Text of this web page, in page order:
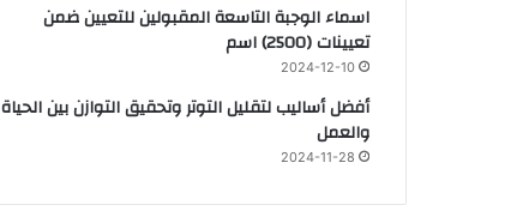
اسماء الوجبة التاسعة المقبولين للتعيين ضمن
تعيينات (2500) اسم
2024-12-10
أفضل أساليب لتقليل التوتر وتحقيق التوازن بين الحياة
والعمل
2024-11-28